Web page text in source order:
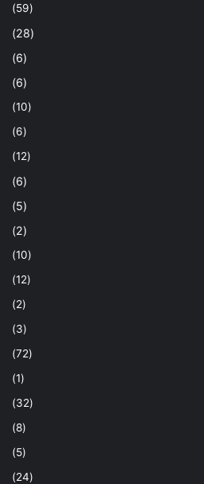
(59)
(28)
(6)
(6)
(10)
(6)
(12)
(6)
(5)
(2)
(10)
(12)
(2)
(3)
(72)
(1)
(32)
(8)
(5)
(24)